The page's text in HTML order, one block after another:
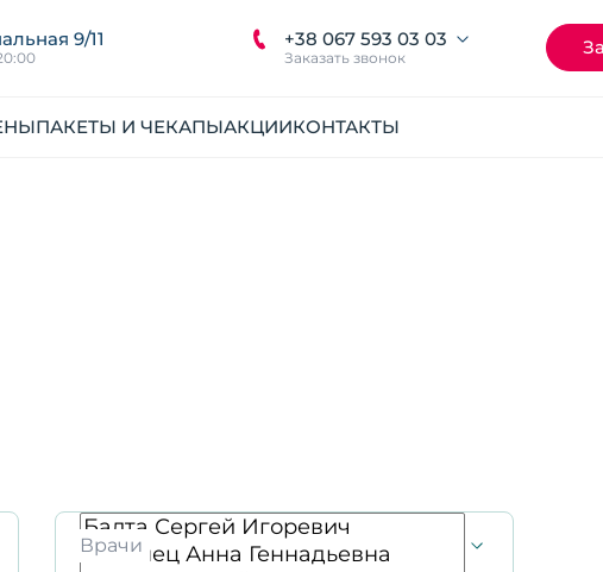
9/11 +38 067 593 03 03
Заказать звонок
ПАКЕТЫ И ЧЕКАПЫАКЦИИКОНТАКТЫ
Врачи